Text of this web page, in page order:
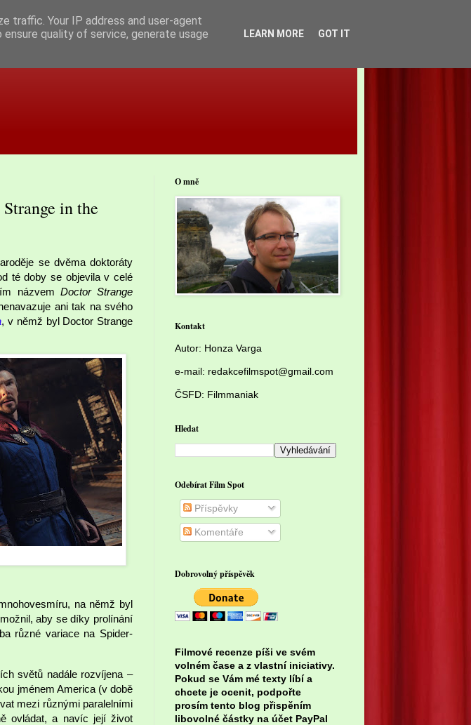
in the
se dvěma doktoráty
té doby se objevila v celé
názvem Doctor Strange
ani tak na svého
, v němž byl Doctor Strange
na němž byl
aby se díky prolínání
různé variace na Spider-
světů nadále rozvíjena –
jménem America (v době
mezi různými paralelními
ovládat, a navíc její život
O mně
Kontakt
Autor: Honza Varga
e-mail: redakcefilmspot@gmail.com
ČSFD: Filmmaniak
Hledat
Odebírat Film Spot
Příspěvky
Komentáře
Dobrovolný příspěvěk
Filmové recenze píši ve svém
volném čase a z vlastní iniciativy.
Pokud se Vám mé texty líbí a
chcete je ocenit, podpořte
prosím tento blog přispěním
libovolné částky na účet PayPal
traffic. Your IP address and user-agent
quality of service, generate usage
LEARN MORE GOT IT